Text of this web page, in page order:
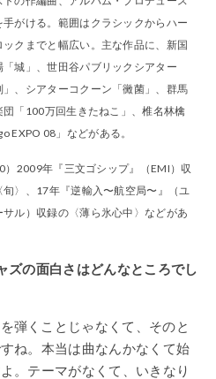
手がける。範囲はクラシックからハー
ックまでと幅広い。主な作品に、新国
「城」、世田谷パブリックシアター
」、シアターコクーン「黴菌」、群馬
団「100万回生きたねこ」、椎名林檎
EXPO 08」などがある。
）2009年『三文ゴシップ』（EMI）収
旬〉、17年『逆輸入〜航空局〜』（ユ
サル）収録の〈薄ら氷心中〉などがあ
の面白さはどんなところでし
弾くことじゃなくて、そのと
ね。本当は曲なんかなくて始
。テーマがなくて、いきなり